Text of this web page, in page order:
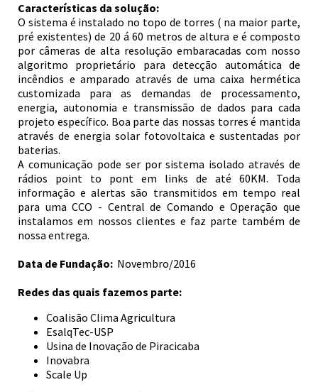
Características da solução:
O sistema é instalado no topo de torres ( na maior parte,
pré existentes) de 20 á 60 metros de altura e é composto
por câmeras de alta resolução embaracadas com nosso
algoritmo proprietário para detecção automática de
incêndios e amparado através de uma caixa hermética
customizada para as demandas de processamento,
energia, autonomia e transmissão de dados para cada
projeto específico. Boa parte das nossas torres é mantida
através de energia solar fotovoltaica e sustentadas por
baterias.
A comunicação pode ser por sistema isolado através de
rádios point to pont em links de até 60KM. Toda
informação e alertas são transmitidos em tempo real
para uma CCO - Central de Comando e Operação que
instalamos em nossos clientes e faz parte também de
nossa entrega.
Data de Fundação: Novembro/2016
Redes das quais fazemos parte:
Coalisão Clima Agricultura
EsalqTec-USP
Usina de Inovação de Piracicaba
Inovabra
Scale Up